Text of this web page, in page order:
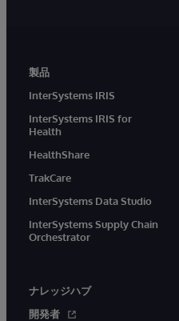
製品
InterSystems IRIS
InterSystems IRIS for
Health
HealthShare
TrakCare
InterSystems Data Studio
InterSystems Supply Chain
Orchestrator
ナレッジハブ
開発者